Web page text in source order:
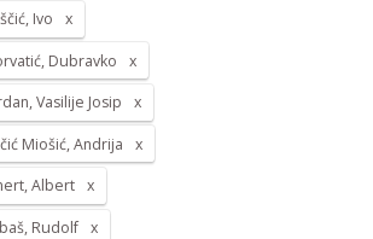
Ivo
Dubravko
Vasilije Josip
Miošić, Andrija
Albert
Rudolf